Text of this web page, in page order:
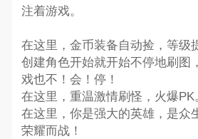
注着游戏。
在这里，金币装备自动捡，等级
创建角色开始就开始不停地刷图
戏也不！会！停！
在这里，重温激情刷怪，火爆PK
在这里，你是强大的英雄，是众
荣耀而战！